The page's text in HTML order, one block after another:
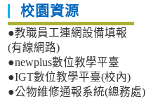
校園資源
●教職員工連網設備填報
(有線網路)
●newplus數位教學平臺
●IGT數位教學平臺(校內)
●公物維修通報系統(總務處)